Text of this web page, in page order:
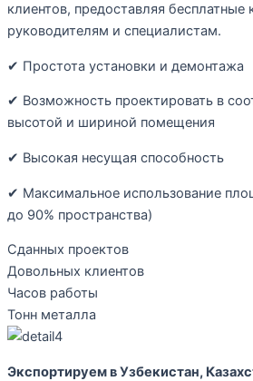
клиентов, предоставляя бесплатные
руководителям и специалистам.
✔ Простота установки и демонтажа
✔ Возможность проектировать в
высотой и шириной помещения
✔ Высокая несущая способность
✔ Максимальное использование
до 90% пространства)
Сданных проектов
Довольных клиентов
Часов работы
Тонн металла
Экспортируем в Узбекистан,